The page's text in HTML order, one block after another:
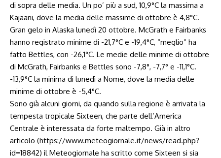
di sopra delle media. Un po’ più a sud, 10,9°C la massima a
Kajaani, dove la media delle massime di ottobre è 4,8°C.
Gran gelo in Alaska lunedì 20 ottobre. McGrath e Fairbanks
hanno registrato minime di -21,7°C e -19,4°C, “meglio” ha
fatto Bettles, con -26,1°C. Le medie delle minime di ottobre
di McGrath, Fairbanks e Bettles sono -7,8°, -7,7° e -11,1°C.
-13,9°C la minima di lunedì a Nome, dove la media delle
minime di ottobre è -5,4°C.
Sono già alcuni giorni, da quando sulla regione è arrivata la
tempesta tropicale Sixteen, che parte dell’America
Centrale è interessata da forte maltempo. Già in altro
articolo (https://www.meteogiornale.it/news/read.php?
id=18842) il Meteogiornale ha scritto come Sixteen si sia